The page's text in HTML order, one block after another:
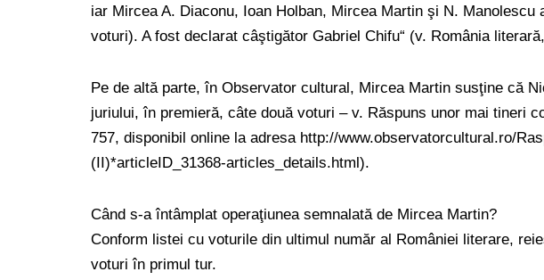
iar Mircea A. Diaconu, Ioan Holban, Mircea Martin şi N. Manolescu
voturi). A fost declarat câştigător Gabriel Chifu“ (v. România
Pe de altă parte, în Observator cultural, Mircea Martin susţine că
juriului, în premieră, câte două voturi – v. Răspuns unor mai tineri
757, disponibil online la adresa http://www.observatorcultural.ro/
(II)*articleID_31368-articles_details.html).
Când s-a întâmplat operaţiunea semnalată de Mircea Martin?
Conform listei cu voturile din ultimul număr al României literare,
voturi în primul tur.